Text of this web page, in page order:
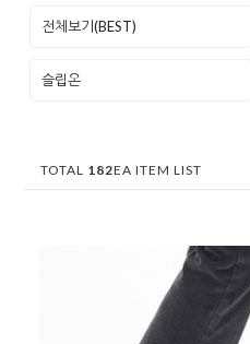
전체보기(BEST)
슬립온
TOTAL 182EA ITEM LIST